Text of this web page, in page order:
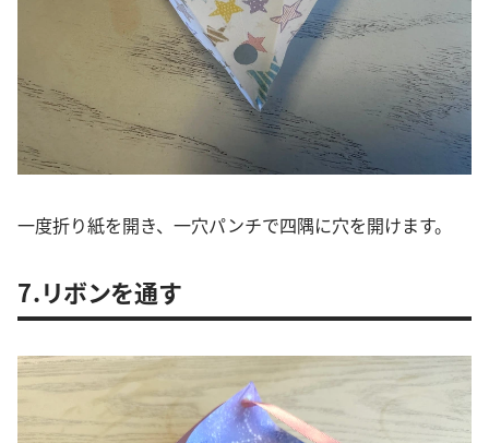
一度折り紙を開き、一穴パンチで四隅に穴を開けます。
7.リボンを通す